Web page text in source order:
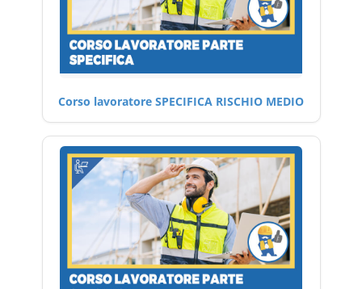
Corso lavoratore SPECIFICA RISCHIO MEDIO